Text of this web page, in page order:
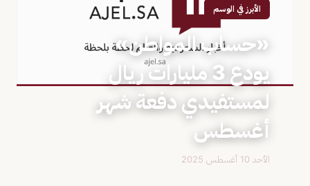
الأبرز في الوسم
«حساب المواطن»
يودع 3 مليارات ريال
لمستفيدي دفعة شهر
أغسطس
الأحد 10 أغسطس 2025